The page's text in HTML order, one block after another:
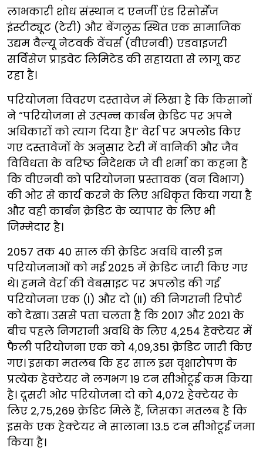
लाभकारी शोध संस्थान द एनर्जी एंड रिसोर्सेज
इंस्टीट्यूट (टेरी) और बेंगलुरु स्थित एक सामाजिक
उद्यम वैल्यू नेटवर्क वेंचर्स (वीएनवी) एडवाइजरी
सर्विसेज प्राइवेट लिमिटेड की सहायता से लागू कर
रहा है।
परियोजना विवरण दस्तावेज में लिखा है कि किसानों
ने “परियोजना से उत्पन्न कार्बन क्रेडिट पर अपने
अधिकारों को त्याग दिया है।” वेर्रा पर अपलोड किए
गए दस्तावेजों के अनुसार टेरी में वानिकी और जैव
विविधता के वरिष्ठ निदेशक जे वी शर्मा का कहना है
कि वीएनवी को परियोजना प्रस्तावक (वन विभाग)
की ओर से कार्य करने के लिए अधिकृत किया गया है
और वही कार्बन क्रेडिट के व्यापार के लिए भी
जिम्मेदार है।
2057 तक 40 साल की क्रेडिट अवधि वाली इन
परियोजनाओं को मई 2025 में क्रेडिट जारी किए गए
थे। हमने वेर्रा की वेबसाइट पर अपलोड की गई
परियोजना एक (I) और दो (II) की निगरानी रिपोर्ट
को देखा। उससे पता चलता है कि 2017 और 2021 के
बीच पहले निगरानी अवधि के लिए 4,254 हेक्टेयर में
फैली परियोजना एक को 4,09,351 क्रेडिट जारी किए
गए। इसका मतलब कि हर साल इस वृक्षारोपण के
प्रत्येक हेक्टेयर ने लगभग 19 टन सीओटूई कम किया
है। दूसरी ओर परियोजना दो को 4,072 हेक्टेयर के
लिए 2,75,269 क्रेडिट मिले हैं, जिसका मतलब है कि
इसके एक हेक्टेयर ने सालाना 13.5 टन सीओटूई जमा
किया है।